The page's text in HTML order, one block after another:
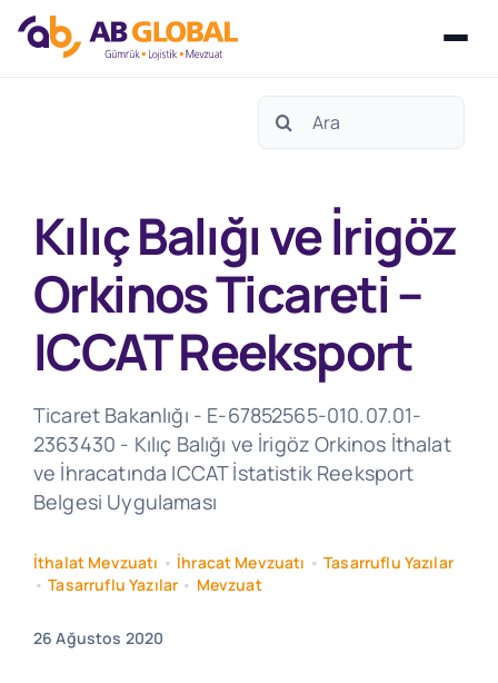
Search
Kılıç Balığı ve İrigöz
Orkinos Ticareti –
ICCAT Reeksport
Ticaret Bakanlığı - E-67852565-010.07.01-
2363430 - Kılıç Balığı ve İrigöz Orkinos İthalat
ve İhracatında ICCAT İstatistik Reeksport
Belgesi Uygulaması
İthalat Mevzuatı • İhracat Mevzuatı •Tasarruflu Yazılar
•Tasarruflu Yazılar • Mevzuat
26 Ağustos 2020